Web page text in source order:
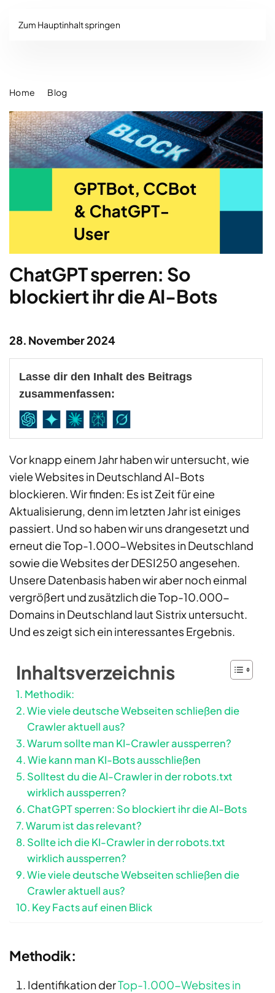
Zum Hauptinhalt springen
Home Blog
ChatGPT sperren: So
blockiert ihr die AI-Bots
28. November 2024
Lasse dir den Inhalt des Beitrags
zusammenfassen:
Vor knapp einem Jahr haben wir untersucht, wie
viele Websites in Deutschland AI-Bots
blockieren. Wir finden: Es ist Zeit für eine
Aktualisierung, denn im letzten Jahr ist einiges
passiert. Und so haben wir uns drangesetzt und
erneut die Top-1.000-Websites in Deutschland
sowie die Websites der DESI250 angesehen.
Unsere Datenbasis haben wir aber noch einmal
vergrößert und zusätzlich die Top-10.000-
Domains in Deutschland laut Sistrix untersucht.
Und es zeigt sich ein interessantes Ergebnis.
Inhaltsverzeichnis
Methodik:
Wie viele deutsche Webseiten schließen die
Crawler aktuell aus?
Warum sollte man KI-Crawler aussperren?
Wie kann man KI-Bots ausschließen
Solltest du die AI-Crawler in der robots.txt
wirklich aussperren?
ChatGPT sperren: So blockiert ihr die AI-Bots
Warum ist das relevant?
Sollte ich die KI-Crawler in der robots.txt
wirklich aussperren?
Wie viele deutsche Webseiten schließen die
Crawler aktuell aus?
Key Facts auf einen Blick
Methodik:
Identifikation derTop-1.000-Websites in